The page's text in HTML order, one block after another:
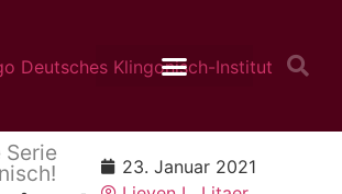
23. Januar 2021